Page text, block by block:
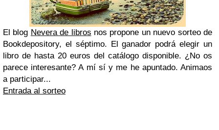
El blog Nevera de libros nos propone un nuevo sorteo de
Bookdepository, el séptimo. El ganador podrá elegir un
libro de hasta 20 euros del catálogo disponible. ¿No os
parece interesante? A mí sí y me he apuntado. Animaos
a participar...
Entrada al sorteo